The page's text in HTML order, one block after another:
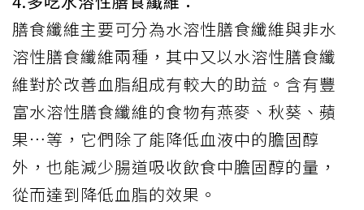
膳食纖維主要可分為水溶性膳食纖維與非水
溶性膳食纖維兩種，其中又以水溶性膳食纖
維對於改善血脂組成有較大的助益。含有豐
富水溶性膳食纖維的食物有燕麥、秋葵、蘋
果…等，它們除了能降低血液中的膽固醇
外，也能減少腸道吸收飲食中膽固醇的量，
從而達到降低血脂的效果。